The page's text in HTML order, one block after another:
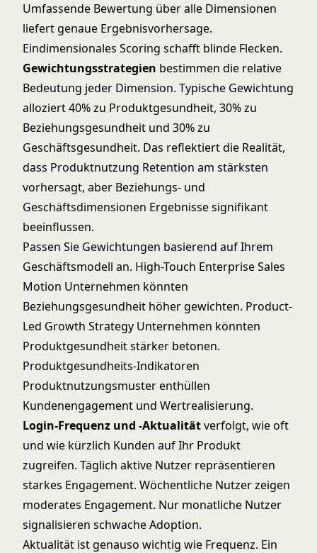
Umfassende Bewertung über alle Dimensionen
liefert genaue Ergebnisvorhersage.
Eindimensionales Scoring schafft blinde Flecken.
Gewichtungsstrategien bestimmen die relative
Bedeutung jeder Dimension. Typische Gewichtung
alloziert 40% zu Produktgesundheit, 30% zu
Beziehungsgesundheit und 30% zu
Geschäftsgesundheit. Das reflektiert die Realität,
dass Produktnutzung Retention am stärksten
vorhersagt, aber Beziehungs- und
Geschäftsdimensionen Ergebnisse signifikant
beeinflussen.
Passen Sie Gewichtungen basierend auf Ihrem
Geschäftsmodell an. High-Touch Enterprise Sales
Motion Unternehmen könnten
Beziehungsgesundheit höher gewichten. Product-
Led Growth Strategy Unternehmen könnten
Produktgesundheit stärker betonen.
Produktgesundheits-Indikatoren
Produktnutzungsmuster enthüllen
Kundenengagement und Wertrealisierung.
Login-Frequenz und -Aktualitätverfolgt, wie oft
und wie kürzlich Kunden auf Ihr Produkt
zugreifen. Täglich aktive Nutzer repräsentieren
starkes Engagement. Wöchentliche Nutzer zeigen
moderates Engagement. Nur monatliche Nutzer
signalisieren schwache Adoption.
Aktualität ist genauso wichtig wie Frequenz. Ein